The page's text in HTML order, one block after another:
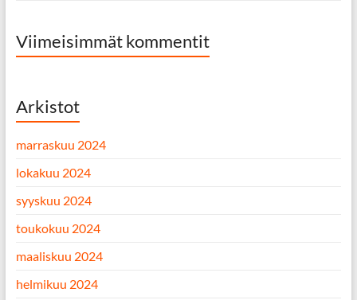
Viimeisimmät kommentit
Arkistot
marraskuu 2024
lokakuu 2024
syyskuu 2024
toukokuu 2024
maaliskuu 2024
helmikuu 2024